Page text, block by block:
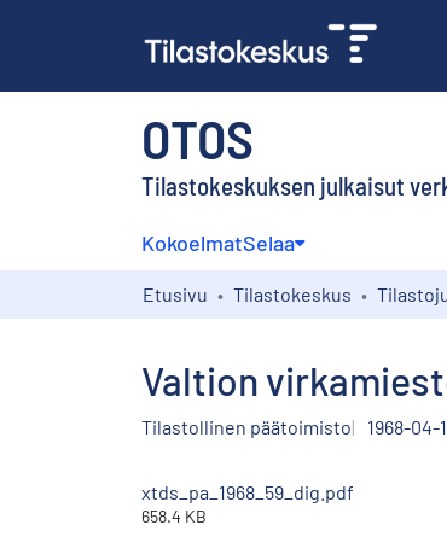
OTOS
Tilastokeskuksen julkaisut
KokoelmatSelaa
Etusivu Tilastokeskus
Valtion
Tilastollinen päätoimisto 1968-04-
xtds_pa_1968_59_dig.pdf
658.4 KB